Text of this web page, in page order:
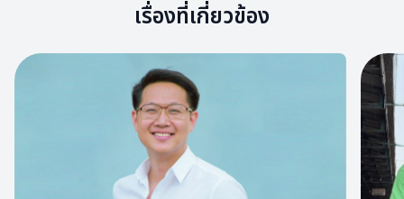
เรื่องที่เกี่ยวข้อง